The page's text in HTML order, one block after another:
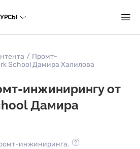
/ Промт-
School Дамира Халилова
инжинирингу от
Дамира
инжиниринга.